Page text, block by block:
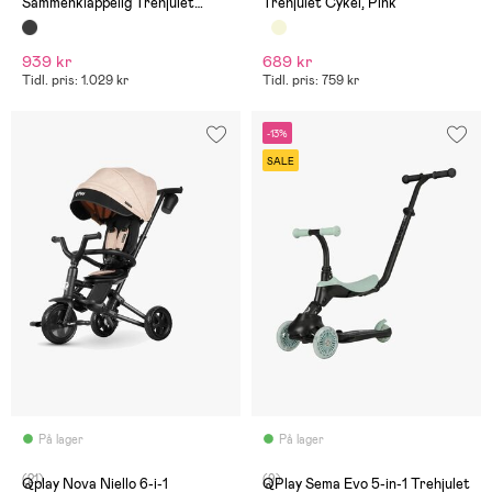
Cykel, Sort
939 kr
Tidl. pris: 1.029 kr
689 kr
Tidl. pris: 759 kr
På lager
(21)
Qplay Nova Niello 6-i-1
-13%
SALE
På lager
(9)
QPlay Sema Evo 5-in-1 Trehjulet